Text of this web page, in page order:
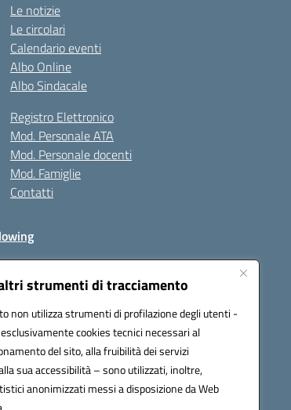
strumenti di tracciamento
non utilizza strumenti di profilazione degli utenti -
cookies tecnici necessari al
del sito, alla fruibilità dei servizi
sua accessibilità – sono utilizzati, inoltre,
anonimizzati messi a disposizione da Web
Le notizie
Le circolari
Calendario eventi
Albo Online
Albo Sindacale
Registro Elettronico
Mod. Personale ATA
Mod. Personale docenti
Mod. Famiglie
Contatti